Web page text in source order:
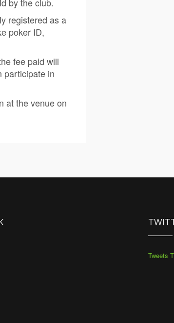
registered as a
poker ID,
fee paid will
participate in
at the venue on
Tweets